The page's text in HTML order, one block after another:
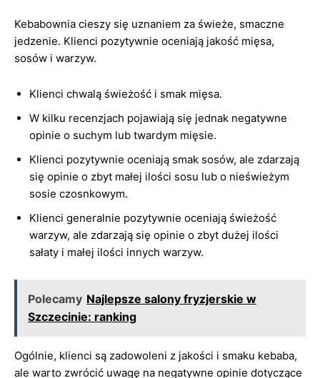
Kebabownia cieszy się uznaniem za świeże, smaczne
jedzenie. Klienci pozytywnie oceniają jakość mięsa,
sosów i warzyw.
Klienci chwalą świeżość i smak mięsa.
W kilku recenzjach pojawiają się jednak negatywne
opinie o suchym lub twardym mięsie.
Klienci pozytywnie oceniają smak sosów, ale zdarzają
się opinie o zbyt małej ilości sosu lub o nieświeżym
sosie czosnkowym.
Klienci generalnie pozytywnie oceniają świeżość
warzyw, ale zdarzają się opinie o zbyt dużej ilości
sałaty i małej ilości innych warzyw.
Polecamy Najlepsze salony fryzjerskie w
Szczecinie: ranking
Ogólnie, klienci są zadowoleni z jakości i smaku kebaba,
ale warto zwrócić uwagę na negatywne opinie dotyczące